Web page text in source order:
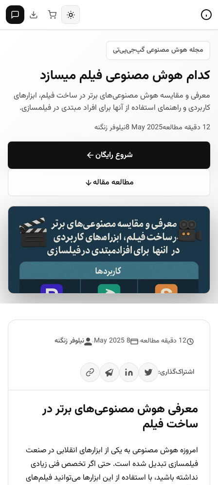
مجله هوش مصنوعی گپ‌جی‌پی‌تی
کدام هوش مصنوعی فیلم میسازد
معرفی و مقایسه هوش مصنوعی‌های برتر در ساخت فیلم، ابزارهای
کاربردی و راهنمای استفاده از آنها برای افراد مبتدی در فیلمسازی.
12 دقیقه مطالعه 8 May 2025نیلوفر زنگنه
شروع رایگان
مطالعه مقاله
12 دقیقه مطالعه 8 May 2025 نیلوفر زنگنه
اشتراک‌گذاری:
معرفی هوش مصنوعی‌های برتر در
ساخت فیلم
امروزه هوش مصنوعی به یکی از ابزارهای انقلابی در صنعت
فیلمسازی تبدیل شده است. حتی اگر تخصص فنی زیادی
نداشته باشید، با استفاده از این ابزارها می‌توانید فیلم‌های